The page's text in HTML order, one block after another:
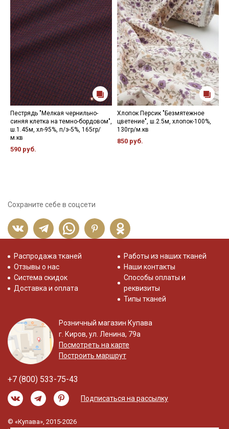
Пестрядь "Мелкая чернильно-
синяя клетка на темно-бордовом",
ш.1.45м, хл-95%, п/э-5%, 165гр/
м.кв
590 руб.
Хлопок Персик "Безмятежное
цветение", ш.2.5м, хлопок-100%,
130гр/м.кв
850 руб.
Сохраните себе в соцсети
Распродажа тканей
Отзывы о нас
Система скидок
Доставка и оплата
Работы из наших тканей
Наши контакты
Способы оплаты и
реквизиты
Типы тканей
Розничный магазин Купава
г. Киров, ул. Ленина, 79а
Посмотреть на карте
Построить маршрут
+7 (800) 533-75-43
Подписаться на рассылку
© «Купава», 2015-2026